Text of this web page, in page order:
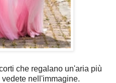
che regalano un'aria più
nell'immagine.